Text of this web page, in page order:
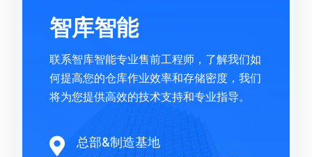
智库智能
联系智库智能专业售前工程师，了解我们如
何提高您的仓库作业效率和存储密度，我们
将为您提供高效的技术支持和专业指导。
 总部&制造基地